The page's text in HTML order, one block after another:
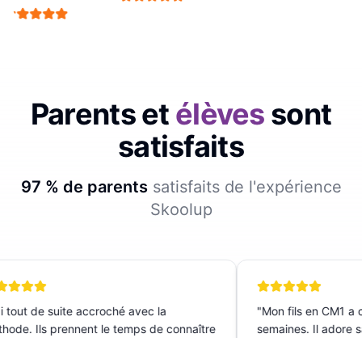
Parents et élèves sont
satisfaits
97 % de parentssatisfaits de l'expérience
Skoolup
de suite accroché avec la
Ils prennent le temps de connaître
Mon fils en CM1 a
semaines. Il adore